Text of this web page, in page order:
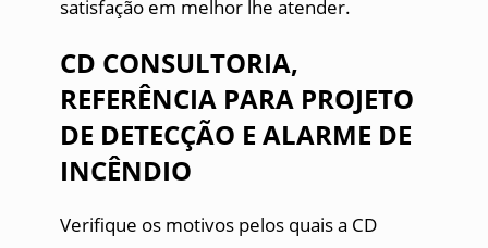
satisfação em melhor lhe atender.
CD CONSULTORIA,
REFERÊNCIA PARA PROJETO
DE DETECÇÃO E ALARME DE
INCÊNDIO
Verifique os motivos pelos quais a CD